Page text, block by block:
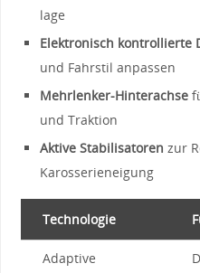
lage
Elektronisch kontrollierte
und Fahrstil anpassen
Mehrlenker-Hinterachse
und Traktion
Aktive Stabilisatoren zur
Karosserieneigung
Technologie
Adaptive